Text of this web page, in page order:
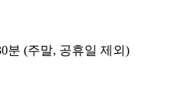
분 (주말, 공휴일 제외)